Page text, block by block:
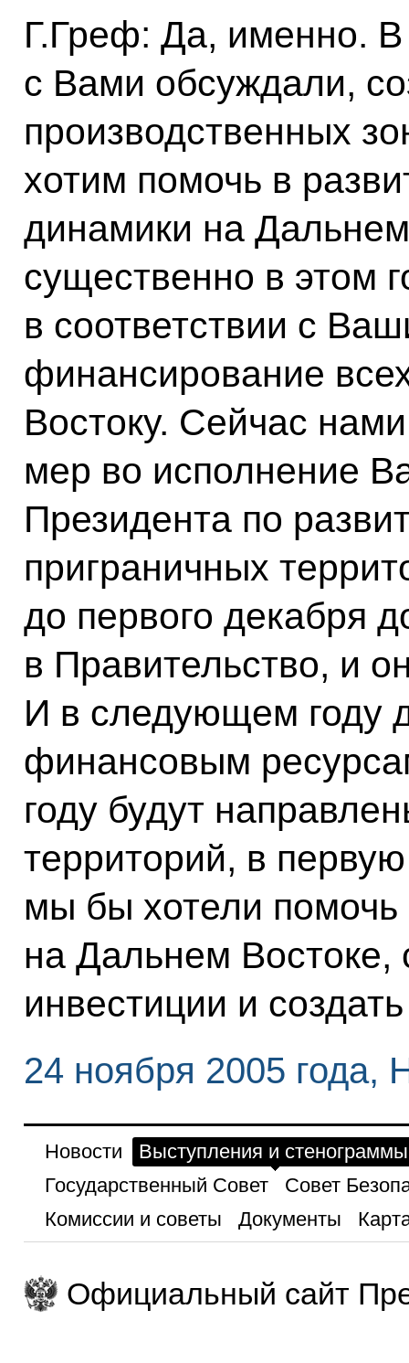
Г.Греф: Да, именно.
с Вами обсуждали,
производственных
хотим помочь в
динамики на
существенно в этом
в соответствии с
финансирование
Востоку. Сейчас
мер во исполнение
Президента по
приграничных
до первого декабря
в Правительство, и
И в следующем году
финансовым
году будут
территорий, в
мы бы хотели помочь
на Дальнем Востоке,
инвестиции и
24 ноября 2005 года,
Новости
Выступления и стенограммы
Государственный Совет
Совет
Комиссии и советы
Документы
Официальный сайт